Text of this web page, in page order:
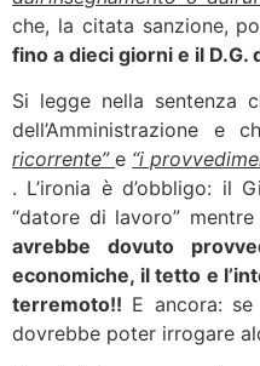
che, la citata sanzione,
fino a dieci giorni e il D.G.
Si legge nella sentenza
dell’Amministrazione e
ricorrente”e “i
. L’ironia è d’obbligo: il
“datore di lavoro”
avrebbe dovuto
economiche, il tetto e
terremoto!! E ancora:
dovrebbe poter irrogare